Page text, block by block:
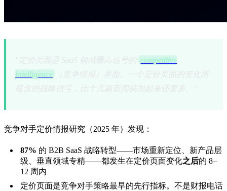
"定价页面是 SaaS 领域最高信号的 competitive
intelligence
（竞争情报）界面。一个定价页面的变化所
蕴含的战略信号，比十几篇新闻稿加起来还要多。"
竞争对手定价情报研究（2025 年）发现：
87% 的 B2B SaaS 战略转型——市场重新定位、新产品层
级、垂直领域专精——都发生在定价页面变化之后的 8–
12 周内
定价页面是竞争对手策略最早的先行指标。不是财报电话